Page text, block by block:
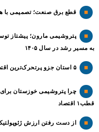
قطع برق صنعت؛ تصمیمی با
پتروشیمی مارون؛ پیشتاز
به مسیر رشد در سال ۱۴۰۵
۵ استان جزو پرتحرک‌ترین اقتصاد‌های کشور
چرا پتروشیمی خوزستان
قطب۱ اقتصاد
از دست رفتن ارزش